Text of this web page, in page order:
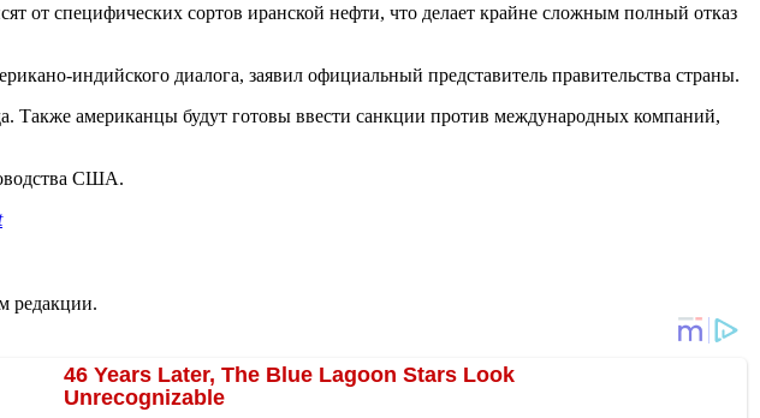
от специфических сортов иранской нефти, что делает крайне сложным полный отказ
индийского диалога, заявил официальный представитель правительства страны.
Также американцы будут готовы ввести санкции против международных компаний,
США.
редакции.